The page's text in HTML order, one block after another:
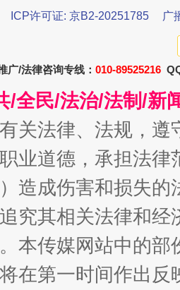
不息 一
ICP许可证: 京B2-20251785 广
广/法律咨询专线： 010-89525216
/全民/法治/法制/新
关法律、法规，
业道德，承担法
造成伤害和损失
究其相关法律和
本传媒网站中的
在第一时间作出